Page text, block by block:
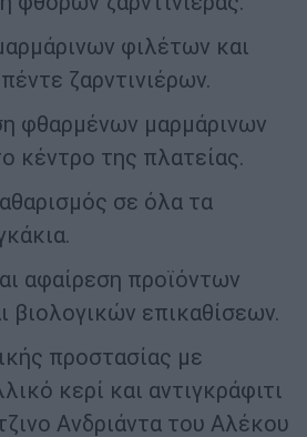
φιλέτων και
ζαρντινιέρων.
φθαρμένων μαρμάρινων
κέντρο της πλατείας.
σε όλα τα
αφαίρεση προϊόντων
βιολογικών επικαθίσεων.
προστασίας με
κερί και αντιγκράφιτι
Ανδριάντα του Αλέκου